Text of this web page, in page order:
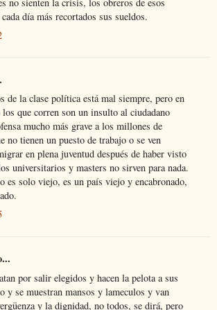
día más recortados sus sueldos.
de la clase política está mal siempre, pero en
que corren son un insulto al ciudadano
mucho más grave a los millones de
no tienen un puesto de trabajo o se ven
en plena juventud después de haber visto
universitarios y masters no sirven para nada.
es solo viejo, es un país viejo y encabronado,
por salir elegidos y hacen la pelota a sus
y se muestran mansos y lameculos y van
y la dignidad, no todos, se dirá, pero